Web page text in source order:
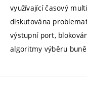
využívající časový
diskutována
výstupní port,
algoritmy výběru